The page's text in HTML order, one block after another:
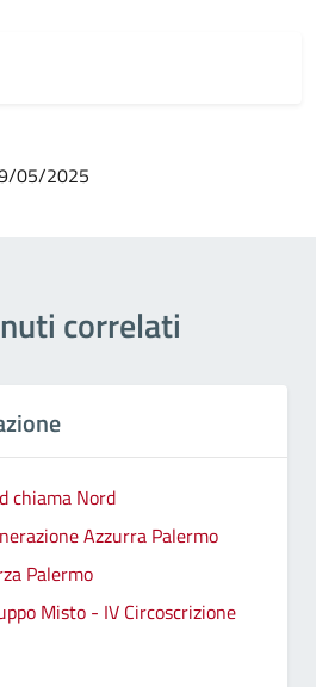
05/2025
correlati
chiama Nord
Azzurra Palermo
Palermo
Misto - IV Circoscrizione